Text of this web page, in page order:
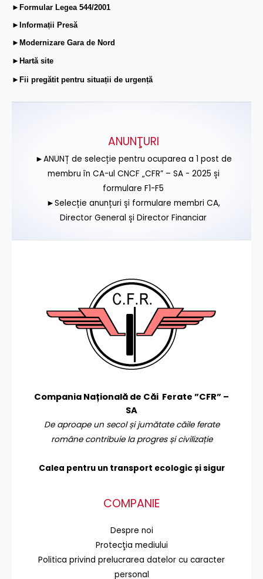
►Formular Legea 544/2001
►Informații Presă
►Modernizare Gara de Nord
►Hartă site
►Fii pregătit pentru situații de urgență
ANUNŢURI
►ANUNȚ de selecție pentru ocuparea a 1 post de
membru în CA-ul CNCF „CFR” – SA - 2025 și
formulare F1-F5
►Selecție anunțuri și formulare membri CA,
Director General și Director Financiar
Compania Națională de Căi Ferate ”CFR” –
SA
De aproape un secol și jumătate căile ferate
române contribuie la progres și civilizație
Calea pentru un transport ecologic și sigur
COMPANIE
Despre noi
Protecţia mediului
Politica privind prelucrarea datelor cu caracter
personal